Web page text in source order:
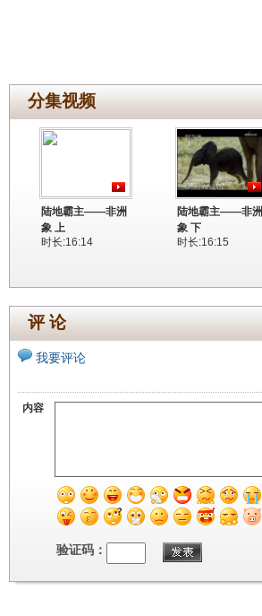
分集视频
陆地霸主——非洲
象 上
时长:16:14
陆地霸主——非洲
象 下
时长:16:15
评 论
我要评论
内容
验证码：